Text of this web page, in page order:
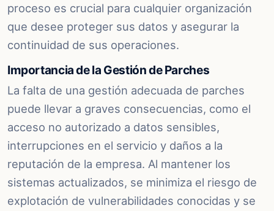
proceso es crucial para cualquier organización
que desee proteger sus datos y asegurar la
continuidad de sus operaciones.
Importancia de la Gestión de Parches
La falta de una gestión adecuada de parches
puede llevar a graves consecuencias, como el
acceso no autorizado a datos sensibles,
interrupciones en el servicio y daños a la
reputación de la empresa. Al mantener los
sistemas actualizados, se minimiza el riesgo de
explotación de vulnerabilidades conocidas y se